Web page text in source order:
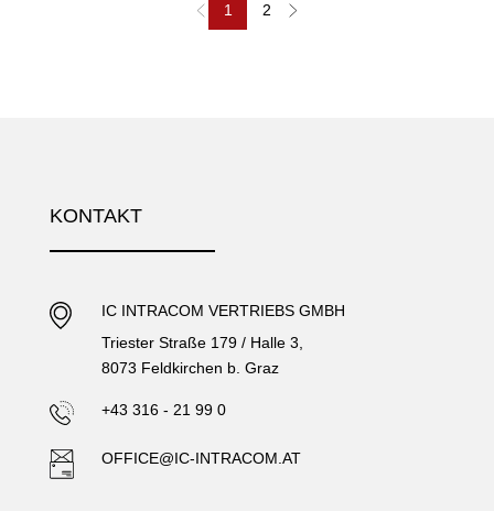
1 2
KONTAKT
IC INTRACOM VERTRIEBS GMBH
Triester Straße 179 / Halle 3,
8073 Feldkirchen b. Graz
+43 316 - 21 99 0
OFFICE@IC-INTRACOM.AT